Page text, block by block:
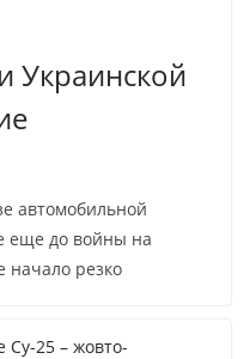
Украинской
автомобильной
еще до войны на
начало резко
Су-25 – жовто-